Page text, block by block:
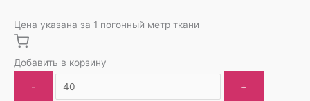
Цена указана за 1 погонный метр ткани
Добавить в корзину
- +